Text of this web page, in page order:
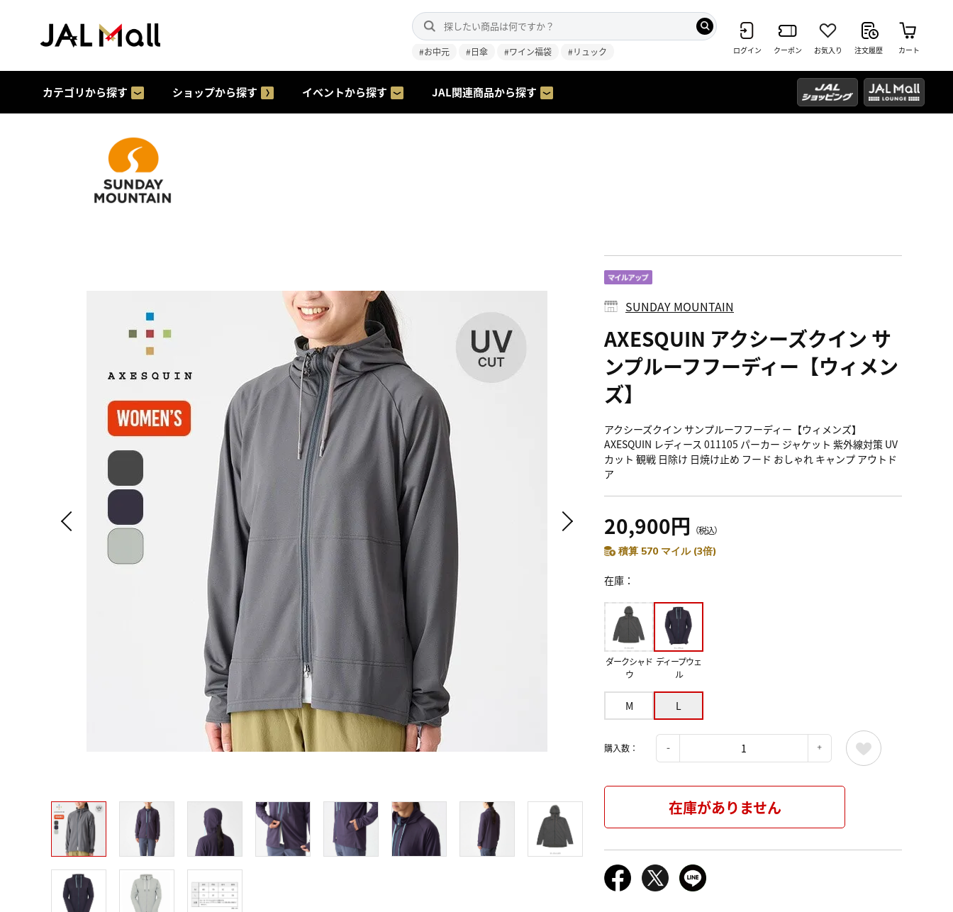
#お中元 #日傘 #ワイン福袋 #リュック ログイン クーポン お気入り 注文履歴 カート
カテゴリから探す ショップから探す イベントから探す JAL関連商品から探す
SUNDAY MOUNTAIN
AXESQUIN アクシーズクイン サ
ンプルーフフーディー【ウィメン
ズ】
アクシーズクイン サンプルーフフーディー【ウィメンズ】
AXESQUIN レディース 011105 パーカー ジャケット 紫外線対策 UV
カット 観戦 日除け 日焼け止め フード おしゃれ キャンプ アウトド
ア
20,900円 （税込）
積算 570 マイル (3倍)
在庫
ダークシャド
ウ
ディープウェ
ル
M L
購入数：
在庫がありません